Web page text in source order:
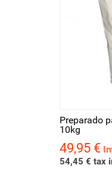
Preparado
10kg
Precio
49,95 €
54,45 € tax